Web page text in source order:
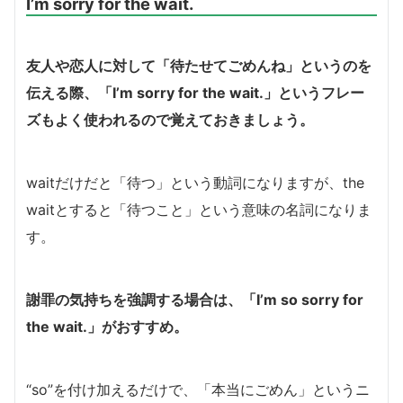
友人や恋人に対して「待たせてごめんね」というのを
伝える際、「I’m sorry for the wait.」というフレー
ズもよく使われるので覚えておきましょう。
waitだけだと「待つ」という動詞になりますが、the
waitとすると「待つこと」という意味の名詞になりま
す。
謝罪の気持ちを強調する場合は、「I’m so sorry for
the wait.」がおすすめ。
“so”を付け加えるだけで、「本当にごめん」というニ